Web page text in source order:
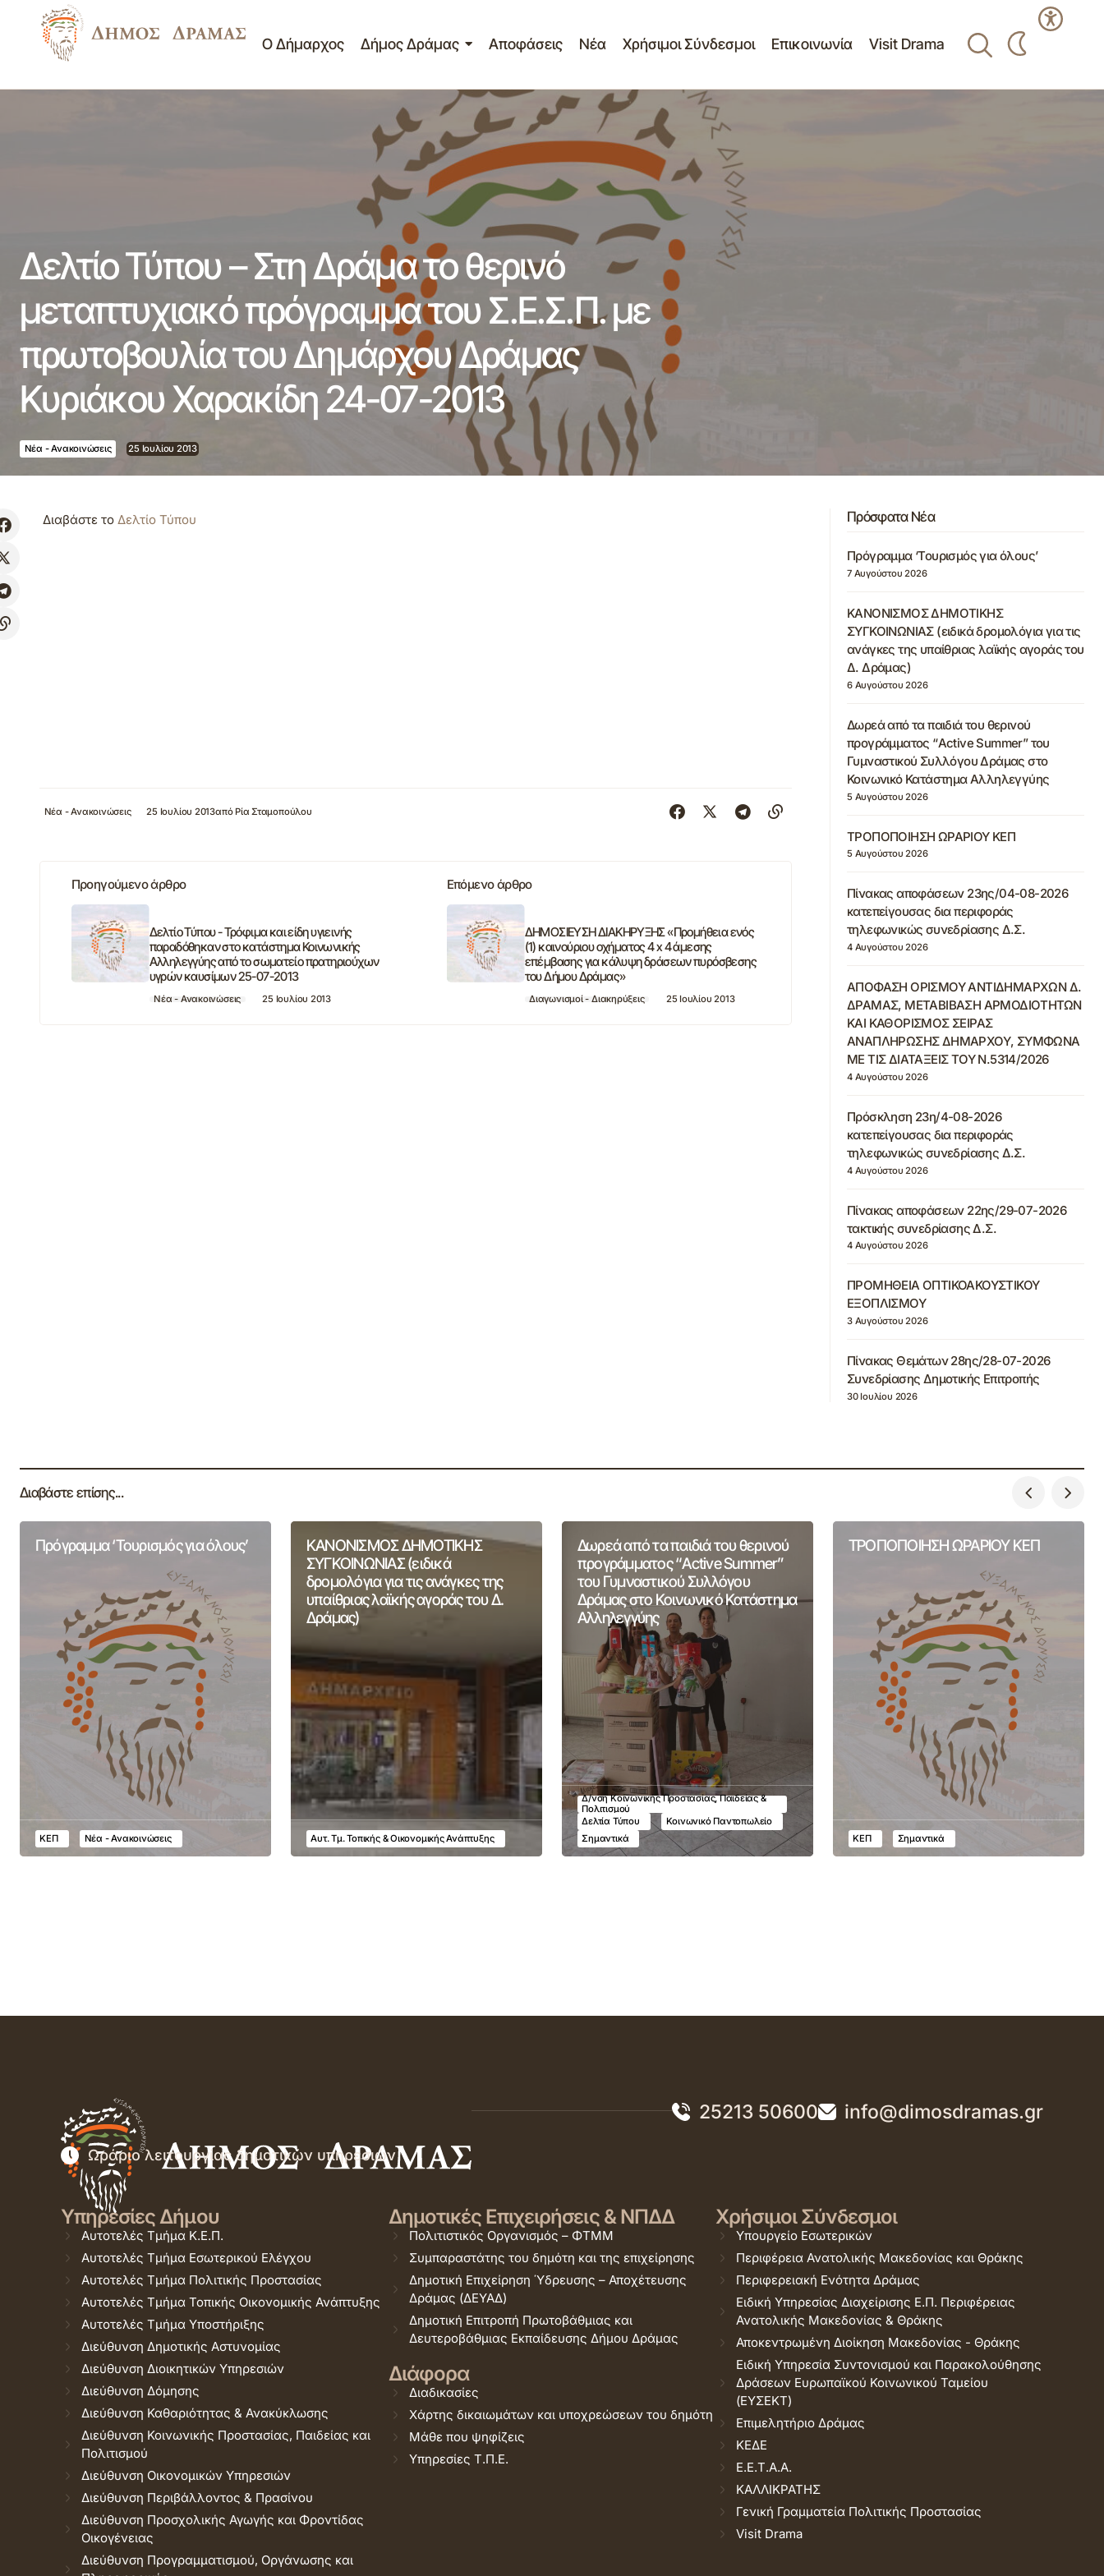
Ο Δήμαρχος Δήμος Δράμας Αποφάσεις Νέα Χρήσιμοι Σύνδεσμοι Επικοινωνία Visit Drama
Δελτίο Τύπου – Στη Δράμα το θερινό μεταπτυχιακό πρόγραμμα του Σ.Ε.Σ.Π. με
πρωτοβουλία του Δημάρχου Δράμας Κυριάκου Χαρακίδη 24-07-2013
Δελτίο Τύπου – Στη Δράμα το θερινό
μεταπτυχιακό πρόγραμμα του Σ.Ε.Σ.Π. με
πρωτοβουλία του Δημάρχου Δράμας
Κυριάκου Χαρακίδη 24-07-2013
Νέα - Ανακοινώσεις 25 Ιουλίου 2013
Διαβάστε το Δελτίο Τύπου
Νέα - Ανακοινώσεις 25 Ιουλίου 2013από Ρία Σταμοπούλου
Προηγούμενο άρθρο
Δελτίο Τύπου - Τρόφιμα και είδη υγιεινής
παραδόθηκαν στο κατάστημα Κοινωνικής
Αλληλεγγύης από το σωματείο πρατηριούχων
υγρών καυσίμων 25-07-2013
Νέα - Ανακοινώσεις 25 Ιουλίου 2013
Επόμενο άρθρο
ΔΗΜΟΣΙΕΥΣΗ ΔΙΑΚΗΡΥΞΗΣ «Προμήθεια ενός
(1) καινούριου οχήματος 4 x 4 άμεσης
επέμβασης για κάλυψη δράσεων πυρόσβεσης
του Δήμου Δράμας»
Διαγωνισμοί - Διακηρύξεις 25 Ιουλίου 2013
Πρόσφατα Νέα
Πρόγραμμα ‘Τουρισμός για όλους’
7 Αυγούστου 2026
ΚΑΝΟΝΙΣΜΟΣ ΔΗΜΟΤΙΚΗΣ
ΣΥΓΚΟΙΝΩΝΙΑΣ (ειδικά δρομολόγια για τις
ανάγκες της υπαίθριας λαϊκής αγοράς του
Δ. Δράμας)
6 Αυγούστου 2026
Δωρεά από τα παιδιά του θερινού
προγράμματος “Active Summer” του
Γυμναστικού Συλλόγου Δράμας στο
Κοινωνικό Κατάστημα Αλληλεγγύης
5 Αυγούστου 2026
ΤΡΟΠΟΠΟΙΗΣΗ ΩΡΑΡΙΟΥ ΚΕΠ
5 Αυγούστου 2026
Πίνακας αποφάσεων 23ης/04-08-2026
κατεπείγουσας δια περιφοράς
τηλεφωνικώς συνεδρίασης Δ.Σ.
4 Αυγούστου 2026
ΑΠΟΦΑΣΗ ΟΡΙΣΜΟΥ ΑΝΤΙΔΗΜΑΡΧΩΝ Δ.
ΔΡΑΜΑΣ, ΜΕΤΑΒΙΒΑΣΗ ΑΡΜΟΔΙΟΤΗΤΩΝ
ΚΑΙ ΚΑΘΟΡΙΣΜΟΣ ΣΕΙΡΑΣ
ΑΝΑΠΛΗΡΩΣΗΣ ΔΗΜΑΡΧΟΥ, ΣΥΜΦΩΝΑ
ΜΕ ΤΙΣ ΔΙΑΤΑΞΕΙΣ ΤΟΥ Ν.5314/2026
4 Αυγούστου 2026
Πρόσκληση 23η/4-08-2026
κατεπείγουσας δια περιφοράς
τηλεφωνικώς συνεδρίασης Δ.Σ.
4 Αυγούστου 2026
Πίνακας αποφάσεων 22ης/29-07-2026
τακτικής συνεδρίασης Δ.Σ.
4 Αυγούστου 2026
ΠΡΟΜΗΘΕΙΑ ΟΠΤΙΚΟΑΚΟΥΣΤΙΚΟΥ
ΕΞΟΠΛΙΣΜΟΥ
3 Αυγούστου 2026
Πίνακας Θεμάτων 28ης/28-07-2026
Συνεδρίασης Δημοτικής Επιτροπής
30 Ιουλίου 2026
Διαβάστε επίσης...
Πρόγραμμα ‘Τουρισμός για όλους’
ΚΕΠ Νέα - Ανακοινώσεις
ΚΑΝΟΝΙΣΜΟΣ ΔΗΜΟΤΙΚΗΣ
ΣΥΓΚΟΙΝΩΝΙΑΣ (ειδικά
δρομολόγια για τις ανάγκες της
υπαίθριας λαϊκής αγοράς του Δ.
Δράμας)
Αυτ. Τμ. Τοπικής & Οικονομικής Ανάπτυξης
Δωρεά από τα παιδιά του θερινού
προγράμματος “Active Summer”
του Γυμναστικού Συλλόγου
Δράμας στο Κοινωνικό Κατάστημα
Αλληλεγγύης
Δ/νση Κοινωνικής Προστασίας, Παιδείας &
Πολιτισμού
Δελτία Τύπου
Κοινωνικό Παντοπωλείο
Σημαντικά
ΤΡΟΠΟΠΟΙΗΣΗ ΩΡΑΡΙΟΥ ΚΕΠ
ΚΕΠ Σημαντικά
25213 50600 info@dimosdramas.gr
Ωράριο λειτουργίας δημοτικών υπηρεσιών
Υπηρεσίες Δήμου
Αυτοτελές Τμήμα Κ.Ε.Π.
Αυτοτελές Τμήμα Εσωτερικού Ελέγχου
Αυτοτελές Τμήμα Πολιτικής Προστασίας
Αυτοτελές Τμήμα Τοπικής Οικονομικής Ανάπτυξης
Αυτοτελές Τμήμα Υποστήριξης
Διεύθυνση Δημοτικής Αστυνομίας
Διεύθυνση Διοικητικών Υπηρεσιών
Διεύθυνση Δόμησης
Διεύθυνση Καθαριότητας & Ανακύκλωσης
Διεύθυνση Κοινωνικής Προστασίας, Παιδείας και
Πολιτισμού
Διεύθυνση Οικονομικών Υπηρεσιών
Διεύθυνση Περιβάλλοντος & Πρασίνου
Διεύθυνση Προσχολικής Αγωγής και Φροντίδας
Οικογένειας
Διεύθυνση Προγραμματισμού, Οργάνωσης και
Δημοτικές Επιχειρήσεις & ΝΠΔΔ
Πολιτιστικός Οργανισμός – ΦΤΜΜ
Συμπαραστάτης του δημότη και της επιχείρησης
Δημοτική Επιχείρηση Ύδρευσης – Αποχέτευσης
Δράμας (ΔΕΥΑΔ)
Δημοτική Επιτροπή Πρωτοβάθμιας και
Δευτεροβάθμιας Εκπαίδευσης Δήμου Δράμας
Διάφορα
Διαδικασίες
Χάρτης δικαιωμάτων και υποχρεώσεων του δημότη
Μάθε που ψηφίζεις
Υπηρεσίες Τ.Π.Ε.
Χρήσιμοι Σύνδεσμοι
Υπουργείο Εσωτερικών
Περιφέρεια Ανατολικής Μακεδονίας και Θράκης
Περιφερειακή Ενότητα Δράμας
Ειδική Υπηρεσίας Διαχείρισης Ε.Π. Περιφέρειας
Ανατολικής Μακεδονίας & Θράκης
Αποκεντρωμένη Διοίκηση Μακεδονίας - Θράκης
Ειδική Υπηρεσία Συντονισμού και Παρακολούθησης
Δράσεων Ευρωπαϊκού Κοινωνικού Ταμείου
(ΕΥΣΕΚΤ)
Επιμελητήριο Δράμας
ΚΕΔΕ
Ε.Ε.Τ.Α.Α.
ΚΑΛΛΙΚΡΑΤΗΣ
Γενική Γραμματεία Πολιτικής Προστασίας
Visit Drama